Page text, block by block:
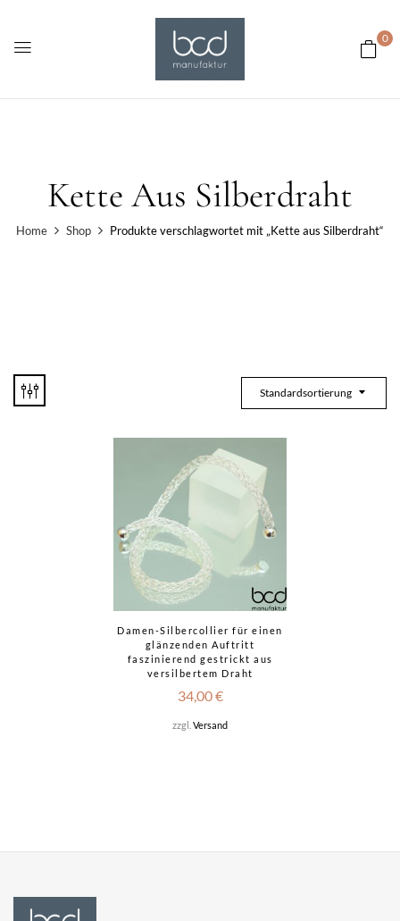
0
Kette Aus Silberdraht
Home Shop Produkte verschlagwortet mit „Kette aus Silberdraht“
Standardsortierung
Damen-Silbercollier für einen
glänzenden Auftritt
faszinierend gestrickt aus
versilbertem Draht
34,00€
zzgl. Versand